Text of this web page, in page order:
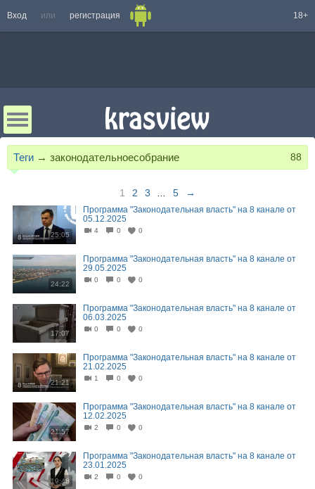
Вход или регистрация 18+
Теги → законодательноесобрание 88
1 2 3 5 →
25:05
Программа "Законодательная власть" на 8 канале от
05.12.2025
4 0 0
24:22
Программа "Законодательная власть" на 8 канале от
29.05.2025
0 0 0
17:07
Программа "Законодательная власть" на 8 канале от
06.03.2025
0 0 0
21:21
Программа "Законодательная власть" на 8 канале от
21.02.2025
1 0 0
21:57
Программа "Законодательная власть" на 8 канале от
12.02.2025
2 0 0
19:48
Программа "Законодательная власть" на 8 канале от
23.01.2025
2 0 0